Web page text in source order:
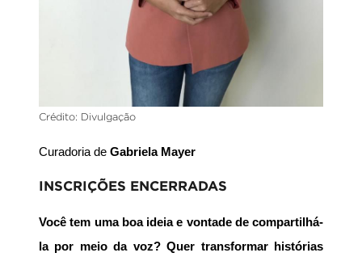
Crédito: Divulgação
Curadoria de Gabriela Mayer
INSCRIÇÕES ENCERRADAS
Você tem uma boa ideia e vontade de compartilhá-
la por meio da voz? Quer transformar histórias